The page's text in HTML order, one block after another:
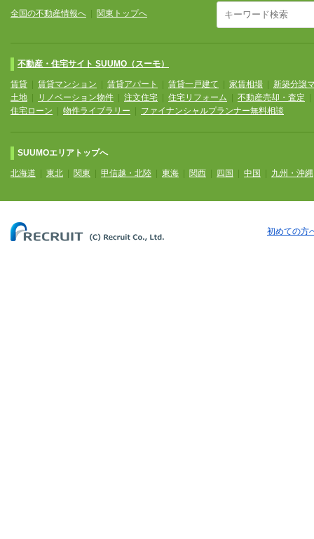
全国の不動産情報へ 関東トップへ
不動産・住宅サイト SUUMO（スーモ）
賃貸 賃貸マンション 賃貸アパート 賃貸一戸建て 家賃相場
新築分譲
土地
リノベーション物件 注文住宅 住宅リフォーム 不動産売却・査定
住宅ローン
物件ライブラリー ファイナンシャルプランナー無料相談
SUUMOエリアトップへ
北海道 東北 関東 甲信越・北陸 東海 関西 四国 中国 九州・沖縄
初めての方